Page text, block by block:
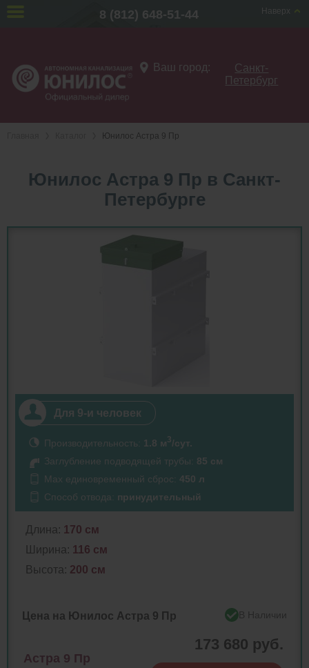
Ваш город:
Санкт-
Петербург
Юнилос Астра 9 Пр
Юнилос Астра 9 Пр в Санкт-
Петербурге
Для 9-и человек
Производительность: 1.8 м3/сут.
Заглубление подводящей трубы: 85 см
Max единовременный сброс: 450 л
Способ отвода: принудительный
Длина: 170 см
Ширина: 116 см
Высота: 200 см
Цена на Юнилос Астра 9 Пр В Наличии
Астра 9 Пр
173 680 руб.
Наверх
8 (812) 648-51-44